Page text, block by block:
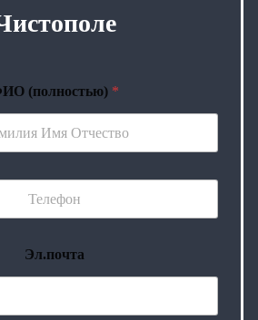
(полностью) *
Эл.почта